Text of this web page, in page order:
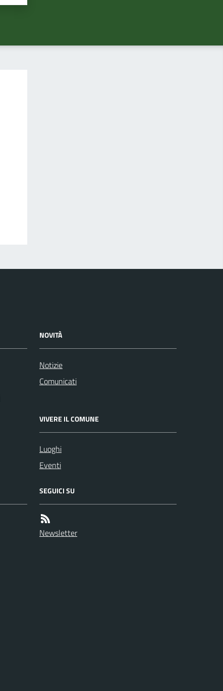
NOVITÀ
Notizie
Comunicati
VIVERE IL COMUNE
Luoghi
Eventi
SEGUICI SU
Newsletter